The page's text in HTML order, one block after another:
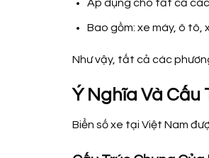
Áp dụng cho tất cả
Bao gồm: xe máy, ô tô,
Như vậy, tất cả các
Ý Nghĩa Và Cấu
Biển số xe tại Việt Nam